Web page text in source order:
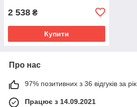
2 538 ₴
Купити
Про нас
97% позитивних з 36 відгуків за рік
Працює з 14.09.2021